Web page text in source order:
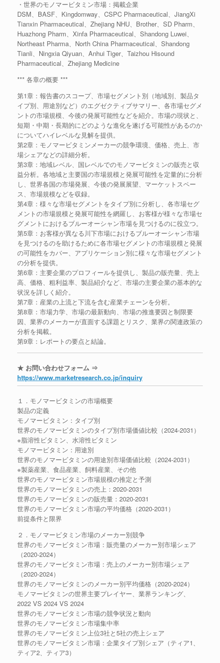
・世界のモノマービタミン市場：掲載企業
DSM、BASF、Kingdomway、CSPC Pharmaceutical、JiangXi
Tianxin Pharmaceutical、Zhejiang NHU、Brother、SD Pharm、
Huazhong Pharm、Xinfa Pharmaceutical、Shandong Luwei、
Northeast Pharma、North China Pharmaceutical、Shandong
Tianli、Ningxia Qiyuan、Anhui Tiger、Taizhou Hisound
Pharmaceutical、Zhejiang Medicine
*** 各章の概要 ***
第1章：報告書のスコープ、市場セグメント別（地域別、製品タ
イプ別、用途別など）のエグゼクティブサマリー、各市場セグメ
ントの市場規模、今後の発展可能性などを紹介。市場の現状と、
短期・中期・長期的にどのような進化を遂げる可能性があるのか
についてハイレベルな見解を提供。
第2章：モノマービタミンメーカーの競争環境、価格、売上、市
場シェアなどの詳細分析。
第3章：地域レベル、国レベルでのモノマービタミンの販売と収
益分析。各地域と主要国の市場規模と発展可能性を定量的に分析
し、世界各国の市場発展、今後の発展展望、マーケットスペー
ス、市場規模などを収録。
第4章：様々な市場セグメントをタイプ別に分析し、各市場セグ
メントの市場規模と発展可能性を網羅し、お客様が様々な市場セ
グメントにおけるブルーオーシャン市場を見つけるのに役立つ。
第5章：お客様が異なる川下市場におけるブルーオーシャン市場
を見つけるのを助けるために各市場セグメントの市場規模と発展
の可能性をカバー、アプリケーション別に様々な市場セグメント
の分析を提供。
第6章：主要企業のプロフィールを提供し、製品の販売量、売上
高、価格、粗利益率、製品紹介など、市場の主要企業の基本的な
状況を詳しく紹介。
第7章：産業の上流と下流を含む産業チェーンを分析。
第8章：市場力学、市場の最新動向、市場の推進要因と制限要
因、業界のメーカーが直面する課題とリスク、業界の関連政策の
分析を掲載。
第9章：レポートの要点と結論。
★ お問い合わせフォーム ⇒
https://www.marketresearch.co.jp/inquiry
１．モノマービタミンの市場概要
製品の定義
モノマービタミン：タイプ別
世界のモノマービタミンのタイプ別市場価値比較（2024-2031）
※脂溶性ビタミン、水溶性ビタミン
モノマービタミン：用途別
世界のモノマービタミンの用途別市場価値比較（2024-2031）
※製薬産業、食品産業、飼料産業、その他
世界のモノマービタミン市場規模の推定と予測
世界のモノマービタミンの売上：2020-2031
世界のモノマービタミンの販売量：2020-2031
世界のモノマービタミン市場の平均価格（2020-2031）
前提条件と限界
２．モノマービタミン市場のメーカー別競争
世界のモノマービタミン市場：販売量のメーカー別市場シェア
（2020-2024）
世界のモノマービタミン市場：売上のメーカー別市場シェア
（2020-2024）
世界のモノマービタミンのメーカー別平均価格（2020-2024）
モノマービタミンの世界主要プレイヤー、業界ランキング、
2022 VS 2024 VS 2024
世界のモノマービタミン市場の競争状況と動向
世界のモノマービタミン市場集中率
世界のモノマービタミン上位3社と5社の売上シェア
世界のモノマービタミン市場：企業タイプ別シェア（ティア1、
ティア2、ティア3）